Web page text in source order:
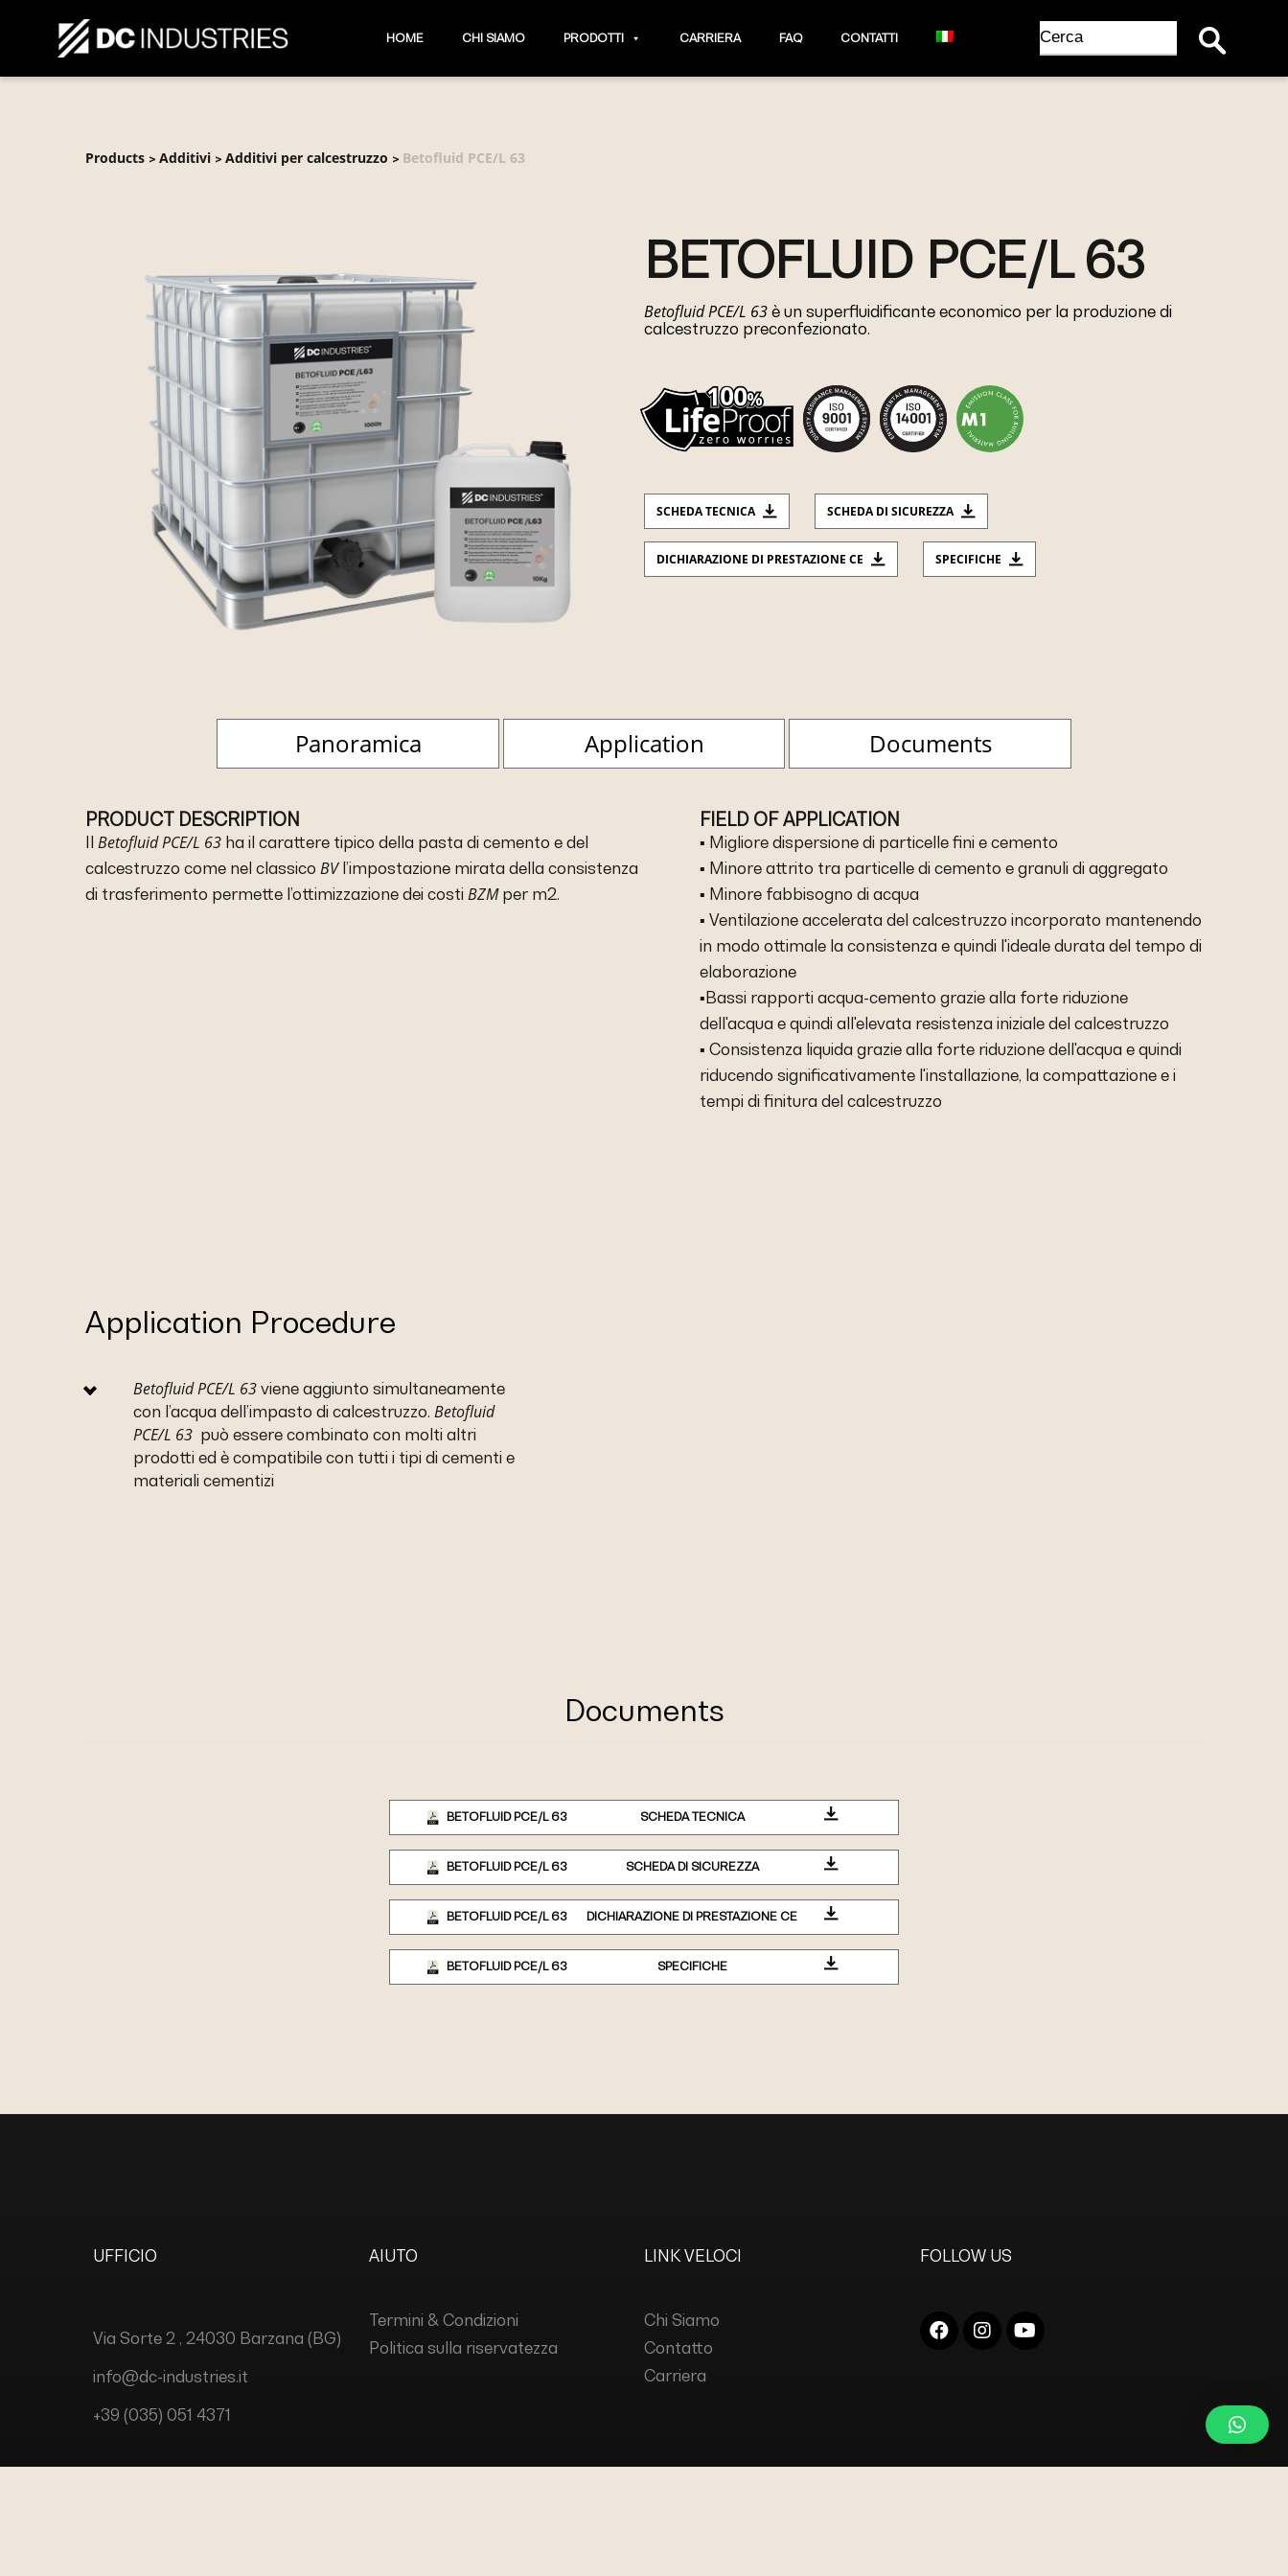
HOME CHI SIAMO PRODOTTI CARRIERA FAQ CONTATTI
for:
Products > Additivi > Additivi per calcestruzzo > Betofluid PCE/L 63
BETOFLUID PCE/L 63
Betofluid PCE/L 63 è un superfluidificante economico per la produzione di
calcestruzzo preconfezionato.
SCHEDA TECNICA SCHEDA DI SICUREZZA
DICHIARAZIONE DI PRESTAZIONE CE SPECIFICHE
Panoramica Application Documents
PRODUCT DESCRIPTION
Il Betofluid PCE/L 63 ha il carattere tipico della pasta di cemento e del
calcestruzzo come nel classico BV l’impostazione mirata della consistenza
di trasferimento permette l’ottimizzazione dei costi BZMper m2.
FIELD OF APPLICATION
▪ Migliore dispersione di particelle fini e cemento
▪ Minore attrito tra particelle di cemento e granuli di aggregato
▪ Minore fabbisogno di acqua
▪ Ventilazione accelerata del calcestruzzo incorporato mantenendo
in modo ottimale la consistenza e quindi l'ideale durata del tempo di
elaborazione
▪Bassi rapporti acqua-cemento grazie alla forte riduzione
dell'acqua e quindi all'elevata resistenza iniziale del calcestruzzo
▪ Consistenza liquida grazie alla forte riduzione dell'acqua e quindi
riducendo significativamente l'installazione, la compattazione e i
tempi di finitura del calcestruzzo
Application Procedure
Betofluid PCE/L 63 viene aggiunto simultaneamente
con l’acqua dell’impasto di calcestruzzo. Betofluid
PCE/L 63 può essere combinato con molti altri
prodotti ed è compatibile con tutti i tipi di cementi e
materiali cementizi
Documents
BETOFLUID PCE/L 63 SCHEDA TECNICA
BETOFLUID PCE/L 63 SCHEDA DI SICUREZZA
BETOFLUID PCE/L 63 DICHIARAZIONE DI PRESTAZIONE CE
BETOFLUID PCE/L 63 SPECIFICHE
UFFICIO
Via Sorte 2 , 24030 Barzana (BG)
info@dc-industries.it
+39 (035) 051 4371
AIUTO
Termini & Condizioni
Politica sulla riservatezza
LINK VELOCI
Chi Siamo
Contatto
Carriera
FOLLOW US